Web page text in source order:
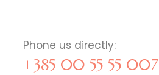
Phone us directly:
+385 00 55 55 007